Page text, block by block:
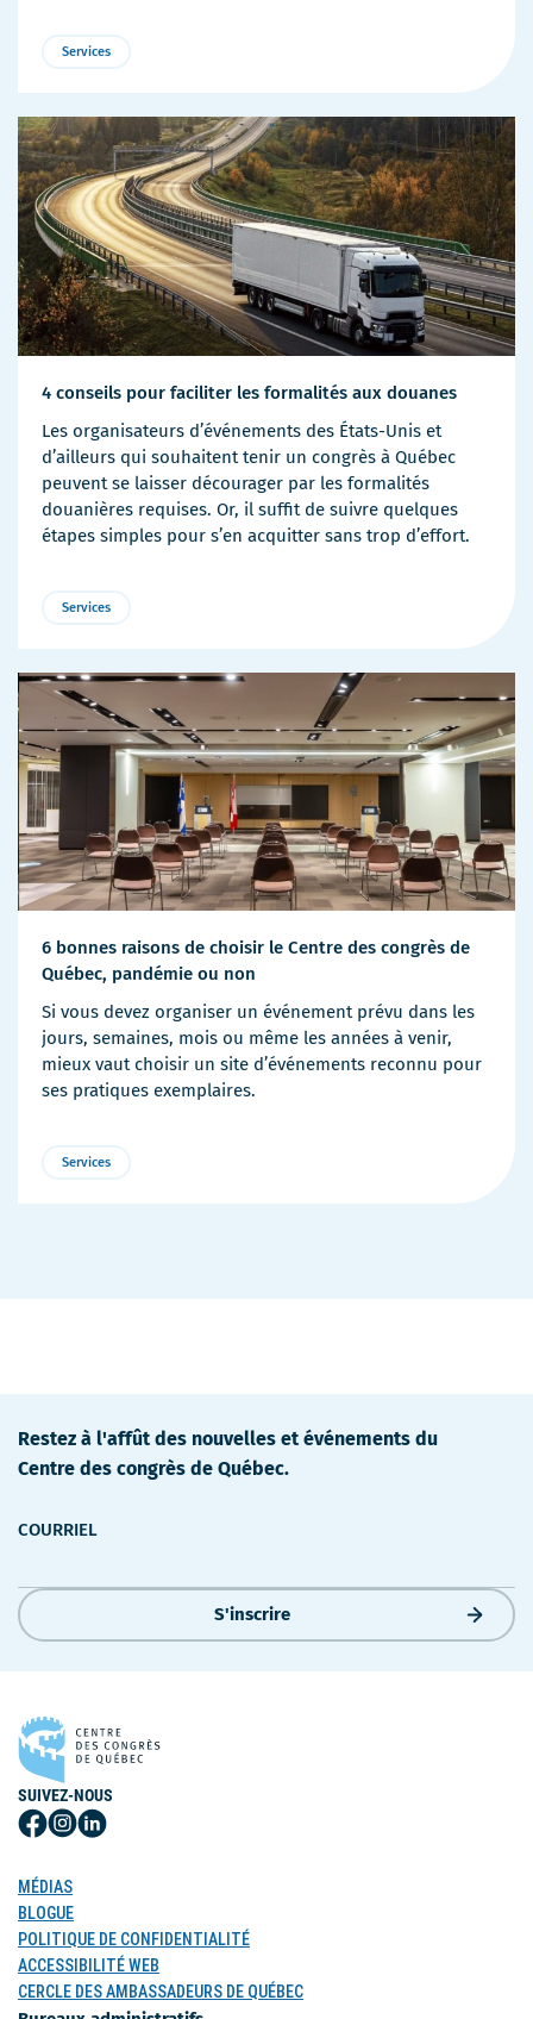
Services
4 conseils pour faciliter les formalités aux douanes
Les organisateurs d’événements des États-Unis et
d’ailleurs qui souhaitent tenir un congrès à Québec
peuvent se laisser décourager par les formalités
douanières requises. Or, il suffit de suivre quelques
étapes simples pour s’en acquitter sans trop d’effort.
Services
6 bonnes raisons de choisir le Centre des congrès de
Québec, pandémie ou non
Si vous devez organiser un événement prévu dans les
jours, semaines, mois ou même les années à venir,
mieux vaut choisir un site d’événements reconnu pour
ses pratiques exemplaires.
Services
Restez à l'affût des nouvelles et événements du
Centre des congrès de Québec.
COURRIEL
S'inscrire
SUIVEZ-NOUS
Suivez-
sur
Facebook
Suivez-
Instagram
Suivez-
MÉDIAS
BLOGUE
POLITIQUE DE CONFIDENTIALITÉ
ACCESSIBILITÉ WEB
CERCLE DES AMBASSADEURS DE QUÉBEC